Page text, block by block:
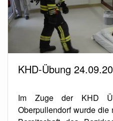
KHD-Übung
Im Zuge der KHD
Oberpullendorf wurde